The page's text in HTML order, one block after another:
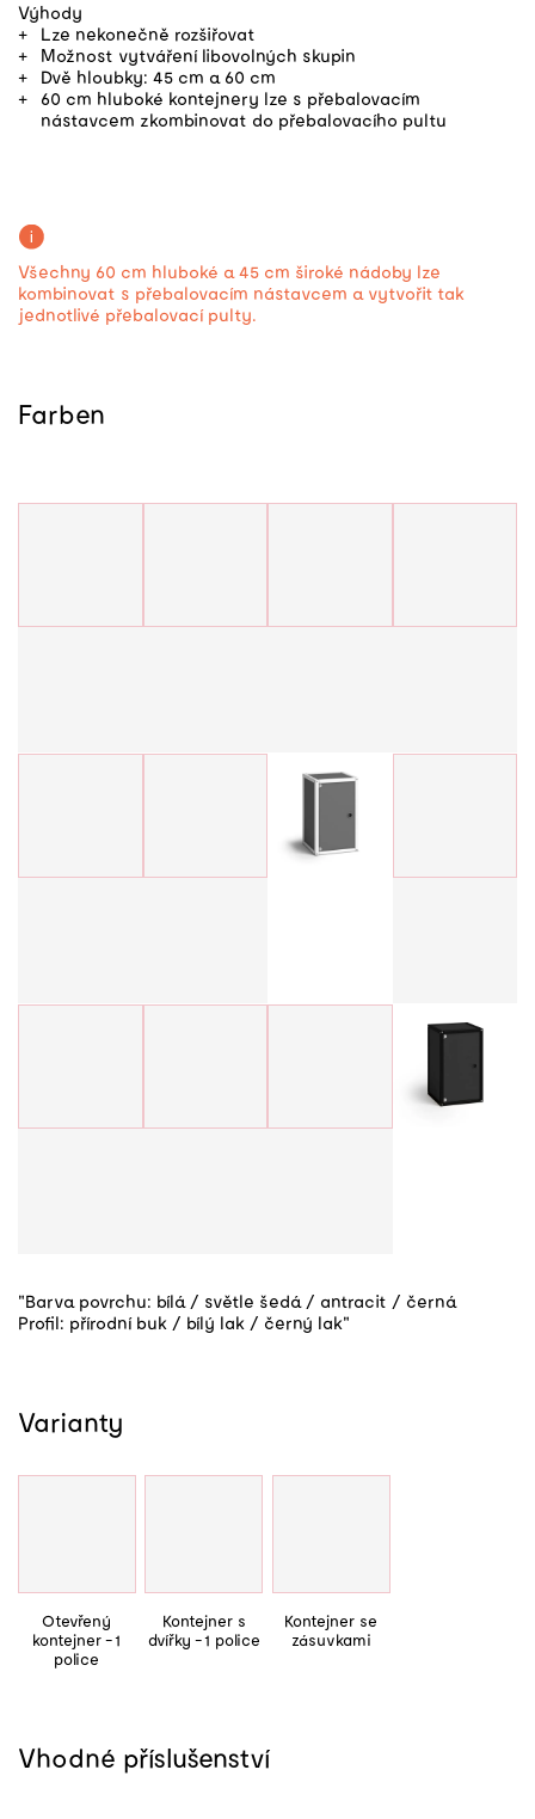
Výhody
Lze nekonečně rozšiřovat
Možnost vytváření libovolných skupin
Dvě hloubky: 45 cm a 60 cm
60 cm hluboké kontejnery lze s přebalovacím
nástavcem zkombinovat do přebalovacího pultu
Všechny 60 cm hluboké a 45 cm široké nádoby lze
kombinovat s přebalovacím nástavcem a vytvořit tak
jednotlivé přebalovací pulty.
Farben
"Barva povrchu: bílá / světle šedá / antracit / černá
Profil: přírodní buk / bílý lak / černý lak"
Varianty
Otevřený
kontejner - 1
police
Kontejner s
dvířky - 1 police
Kontejner se
zásuvkami
Vhodné příslušenství